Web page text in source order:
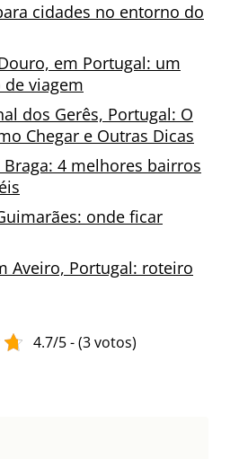
cidades no entorno do
em Portugal: um
viagem
dos Gerês, Portugal: O
Chegar e Outras Dicas
4 melhores bairros
onde ficar
Aveiro, Portugal: roteiro
4.7/5 - (3 votos)